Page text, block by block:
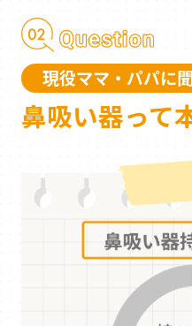
現役ママ・パパに
鼻吸い器って